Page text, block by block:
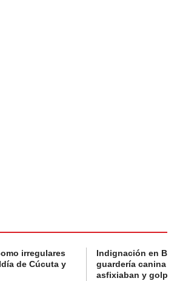
irregulares
de Cúcuta y
Indignación en
guardería canina
asfixiaban y